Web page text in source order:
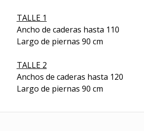
TALLE 1
Ancho de caderas hasta 110
Largo de piernas 90 cm
TALLE 2
Anchos de caderas hasta 120
Largo de piernas 90 cm